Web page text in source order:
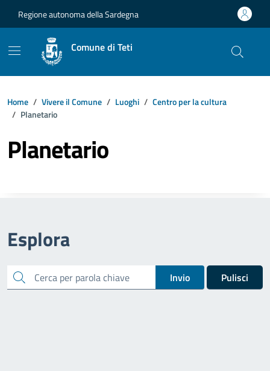
Regione autonoma della Sardegna
Comune di Teti
Home Vivere il Comune Luoghi
Centro per la cultura
Planetario
Planetario
Esplora
cerca Invio Pulisci